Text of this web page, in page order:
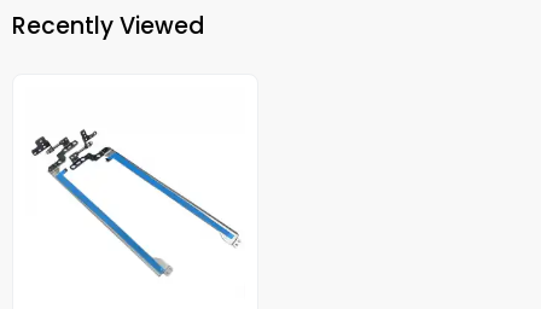
Recently Viewed